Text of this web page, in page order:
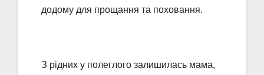
додому для прощання та поховання.
З рідних у полеглого залишилась мама,